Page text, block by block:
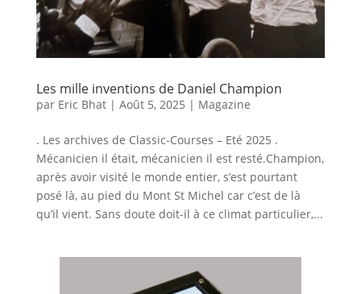
Les mille inventions de Daniel Champion
par Eric Bhat| Août 5, 2025 | Magazine
. Les archives de Classic-Courses – Eté 2025 .
Mécanicien il était, mécanicien il est resté.Champion,
après avoir visité le monde entier, s’est pourtant
posé là, au pied du Mont St Michel car c’est de là
qu’il vient. Sans doute doit-il à ce climat particulier,...